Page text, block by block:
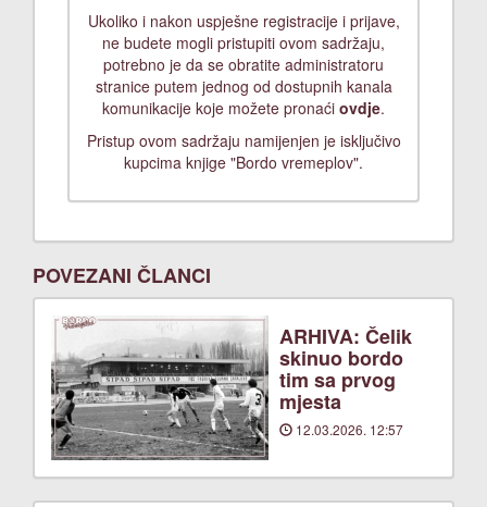
Ukoliko i nakon uspješne registracije i prijave,
ne budete mogli pristupiti ovom sadržaju,
potrebno je da se obratite administratoru
stranice putem jednog od dostupnih kanala
komunikacije koje možete pronaći ovdje.
Pristup ovom sadržaju namijenjen je isključivo
kupcima knjige "Bordo vremeplov".
POVEZANI ČLANCI
ARHIVA: Čelik
skinuo bordo
tim sa prvog
mjesta
12.03.2026. 12:57